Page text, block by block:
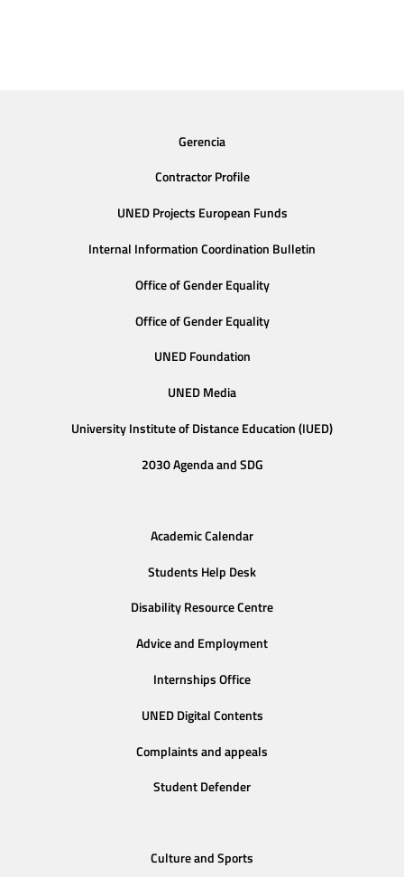
Gerencia
Contractor Profile
UNED Projects European Funds
Internal Information Coordination Bulletin
Office of Gender Equality
Office of Gender Equality
UNED Foundation
UNED Media
University Institute of Distance Education (IUED)
2030 Agenda and SDG
Academic Calendar
Students Help Desk
Disability Resource Centre
Advice and Employment
Internships Office
UNED Digital Contents
Complaints and appeals
Student Defender
Culture and Sports